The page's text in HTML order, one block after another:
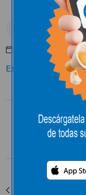
E.Leclerc en los
Diciembre 28, 2018
Especial